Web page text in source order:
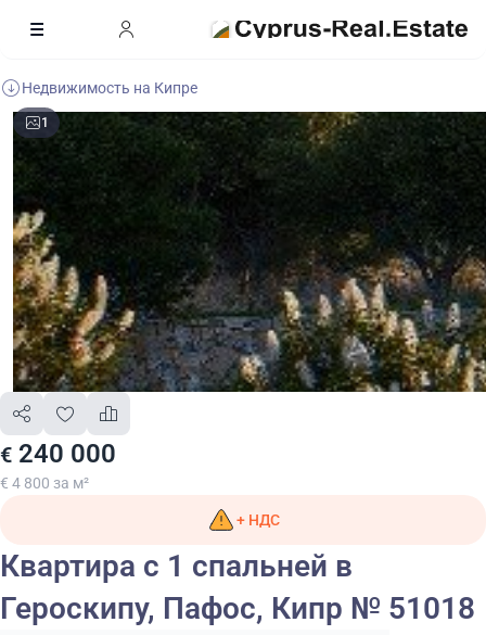
Недвижимость на Кипре
1
€ 240 000
€ 4 800 за м²
+ НДС
Квартира с 1 спальней в
Героскипу, Пафос, Кипр № 51018